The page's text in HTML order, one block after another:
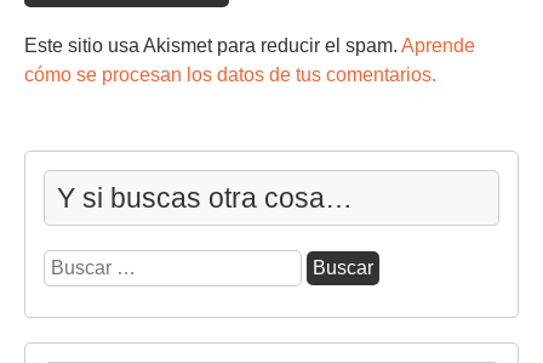
Este sitio usa Akismet para reducir el spam. Aprende
cómo se procesan los datos de tus comentarios.
Y si buscas otra cosa…
Buscar: